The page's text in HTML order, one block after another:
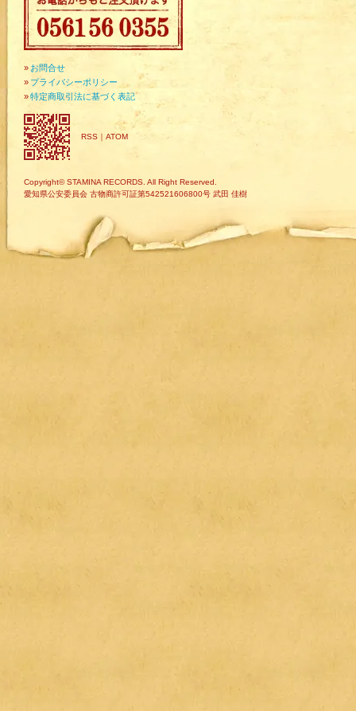
» お問合せ
» プライバシーポリシー
»特定商取引法に基づく表記
RSS ｜ ATOM
Copyright© STAMINA RECORDS. All Right Reserved.
愛知県公安委員会 古物商許可証第542521606800号 武田 佳樹